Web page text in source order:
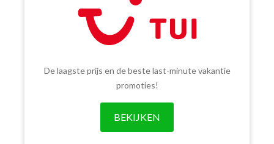
De laagste prijs en de beste last-minute vakantie
promoties!
BEKIJKEN